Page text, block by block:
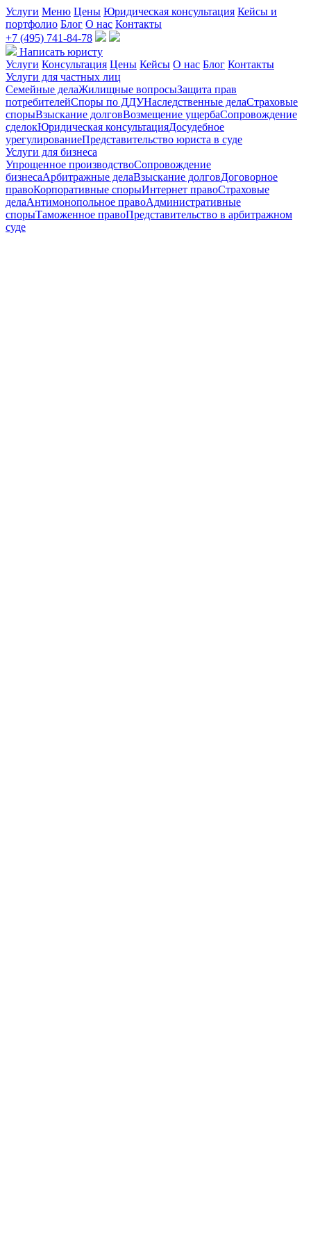
Услуги Меню Цены Юридическая консультация Кейсы и
портфолио Блог О нас Контакты
+7 (495) 741-84-78
Написать юристу
Услуги Консультация Цены Кейсы О нас Блог Контакты
Услуги для частных лиц
Семейные делаЖилищные вопросыЗащита прав
потребителейСпоры по ДДУНаследственные делаСтраховые
спорыВзыскание долговВозмещение ущербаСопровождение
сделокЮридическая консультацияДосудебное
урегулированиеПредставительство юриста в суде
Услуги для бизнеса
Упрощенное производствоСопровождение
бизнесаАрбитражные делаВзыскание долговДоговорное
правоКорпоративные спорыИнтернет правоСтраховые
делаАнтимонопольное правоАдминистративные
спорыТаможенное правоПредставительство в арбитражном
суде